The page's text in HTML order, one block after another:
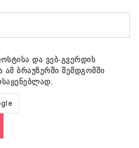
და ვებ-გვერდის
ამ ბრაუზერში შემდგომში